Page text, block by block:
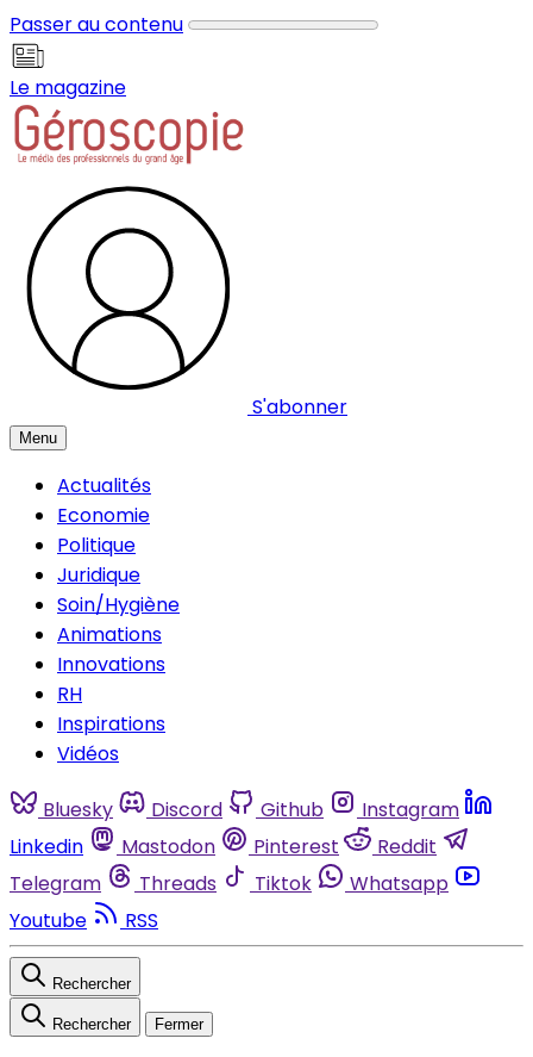
Passer au contenu
Le magazine
S'abonner
Menu
Actualités
Economie
Politique
Juridique
Soin/Hygiène
Animations
Innovations
RH
Inspirations
Vidéos
Bluesky Discord Github
Instagram
Linkedin
Mastodon Pinterest
Reddit
Telegram
Threads Tiktok
Whatsapp
Youtube
RSS
Rechercher
Rechercher Fermer
Panneau de gestion des cookies